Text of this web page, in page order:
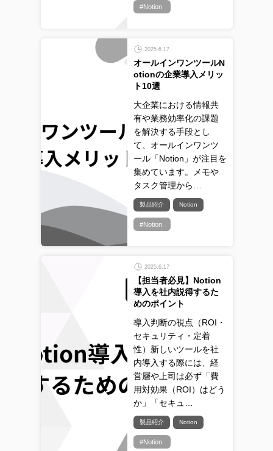
#Notion
2025.6.17
オールインワンツールN
otionの企業導入メリッ
ト10選
大企業における情報共
有や業務効率化の課題
を解決する手段とし
て、オールインワンツ
ール「Notion」が注目を
集めています。メモや
タスク管理から…
製品紹介 Notion
#Notion
2025.6.17
【担当者必見】Notion
導入を社内説得するた
めのポイント
導入判断の視点（ROI・
セキュリティ・定着
性）新しいツールを社
内導入する際には、経
営層や上司は必ず「費
用対効果（ROI）はどう
か」「セキュ…
製品紹介 Notion
#Notion